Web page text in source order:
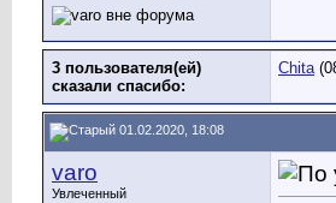
3 пользователя(ей)
сказали cпасибо:
Chita
01.02.2020, 18:08
varo
Увлеченный